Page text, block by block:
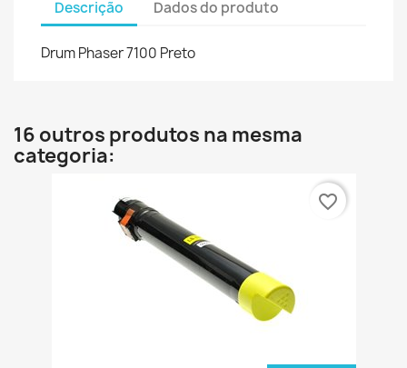
Descrição Dados do produto
Drum Phaser 7100 Preto
16 outros produtos na mesma
categoria:
favorite_border